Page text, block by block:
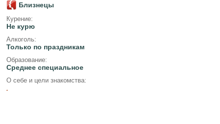
Близнецы
Курение:
Не курю
Алкоголь:
Только по праздникам
Образование:
Среднее специальное
О себе и цели знакомства:
.